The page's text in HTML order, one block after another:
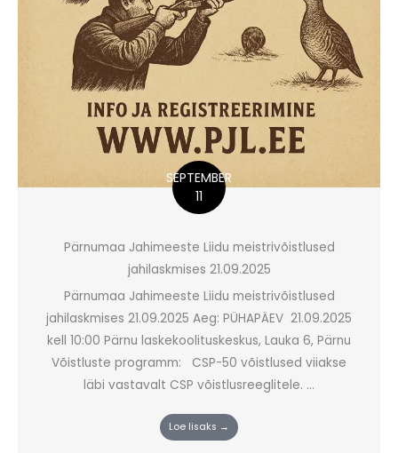
SEPTEMBER
11
Pärnumaa Jahimeeste Liidu meistrivõistlused
jahilaskmises 21.09.2025
Pärnumaa Jahimeeste Liidu meistrivõistlused
jahilaskmises 21.09.2025 Aeg: PÜHAPÄEV 21.09.2025
kell 10:00 Pärnu laskekoolituskeskus, Lauka 6, Pärnu
Võistluste programm: CSP-50 võistlused viiakse
läbi vastavalt CSP võistlusreeglitele. ...
Loe lisaks →